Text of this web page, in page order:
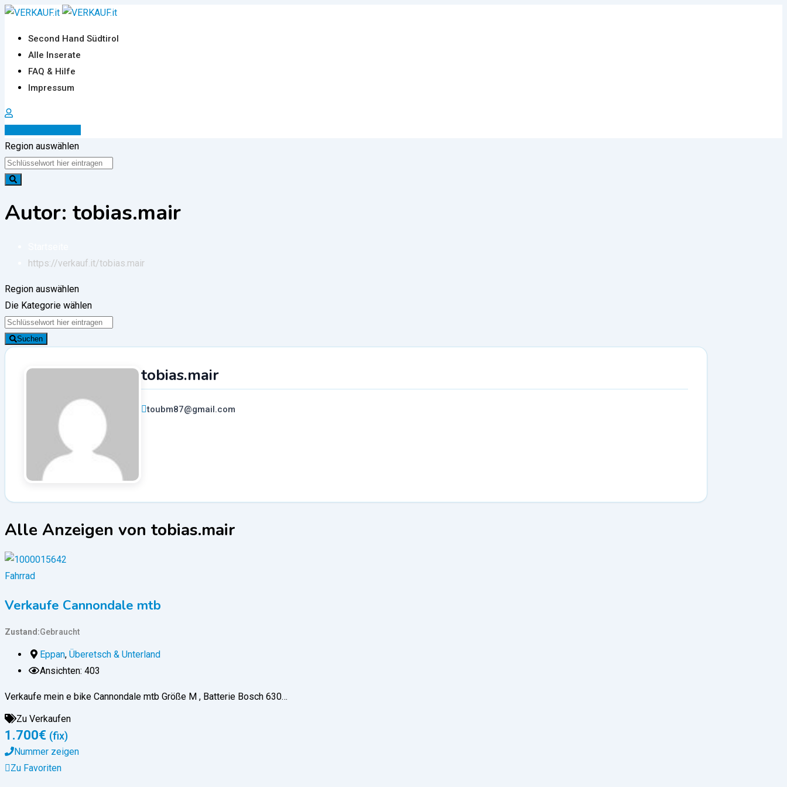
Zum
springen
Second Hand Südtirol
Alle Inserate
FAQ & Hilfe
Impressum
Region auswählen
Autor: tobias.mair
https://verkauf.it/tobias.mair
Region auswählen
Die Kategorie wählen
Suchen
tobias.mair
toubm87@gmail.com
Alle Anzeigen von tobias.mair
Fahrrad
Verkaufe Cannondale mtb
Zustand Gebraucht
Eppan, Überetsch & Unterland
Ansichten: 403
Verkaufe mein e bike Cannondale mtb Größe M , Batterie Bosch 630…
Zu Verkaufen
1.700€ (fix)
Nummer zeigen
Zu Favoriten